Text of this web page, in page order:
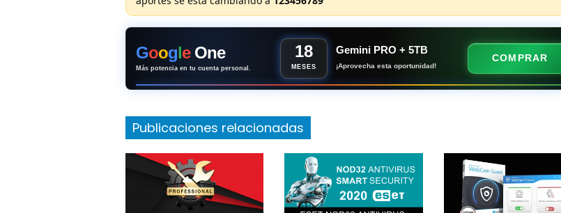
Google One
Más potencia en tu cuenta personal.
18
MESES
Gemini PRO + 5TB
¡Aprovecha esta oportunidad!
COMPRAR
Publicaciones relacionadas